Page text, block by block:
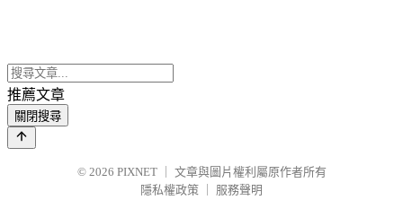
推薦文章
關閉搜尋
© 2026 PIXNET
文章與圖片權利屬原作者所有
隱私權政策
服務聲明